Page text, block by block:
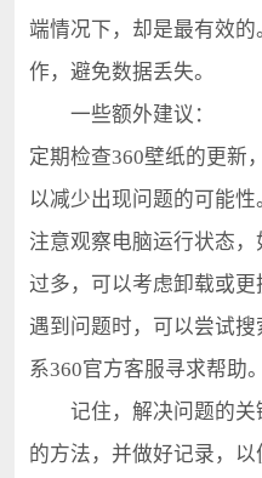
端情况下，却是最有效
作，避免数据丢失。
一些额外建议：
定期检查360壁纸的更新
以减少出现问题的可能性
注意观察电脑运行状态
过多，可以考虑卸载或更
遇到问题时，可以尝试
系360官方客服寻求帮助。
记住，解决问题的关
的方法，并做好记录，